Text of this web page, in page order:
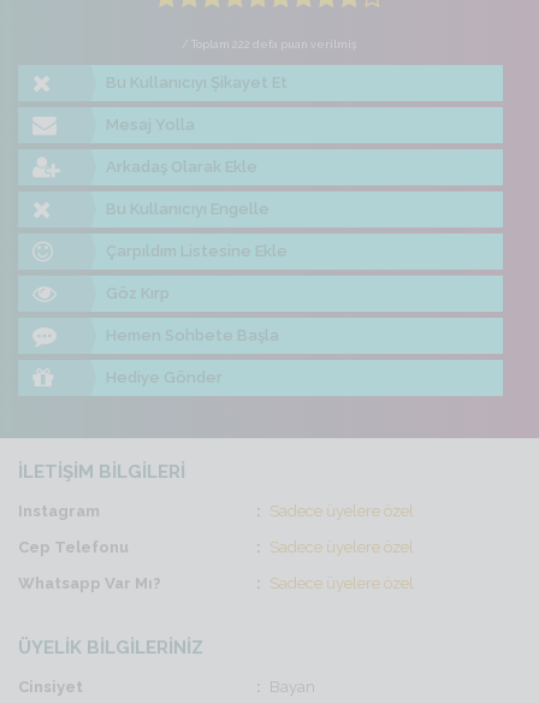
/ Toplam 222 defa puan verilmiş
Bu Kullanıcıyı Şikayet Et
Mesaj Yolla
Arkadaş Olarak Ekle
Bu Kullanıcıyı Engelle
Çarpıldım Listesine Ekle
Göz Kırp
Hemen Sohbete Başla
Hediye Gönder
İLETİŞİM BİLGİLERİ
Instagram
Sadece üyelere özel
Cep Telefonu
Sadece üyelere özel
Whatsapp Var Mı?
Sadece üyelere özel
ÜYELİK BİLGİLERİNİZ
Cinsiyet
Bayan